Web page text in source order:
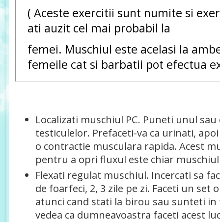
( Aceste exercitii sunt numite si
ati auzit cel mai probabil la
femei. Muschiul este acelasi la
femeile cat si barbatii pot efectua
Localizati muschiul PC. Puneti unul
testiculelor. Prefaceti-va ca urinati,
o contractie musculara rapida. Acest
pentru a opri fluxul este chiar muschiul
Flexati regulat muschiul. Incercati sa
de foarfeci, 2, 3 zile pe zi. Faceti un set
atunci cand stati la birou sau sunteti
vedea ca dumneavoastra faceti acest